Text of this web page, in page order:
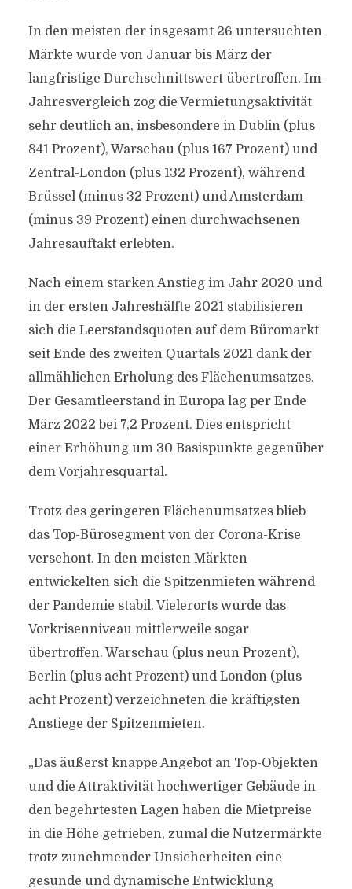
In den meisten der insgesamt 26 untersuchten
Märkte wurde von Januar bis März der
langfristige Durchschnittswert übertroffen. Im
Jahresvergleich zog die Vermietungsaktivität
sehr deutlich an, insbesondere in Dublin (plus
841 Prozent), Warschau (plus 167 Prozent) und
Zentral-London (plus 132 Prozent), während
Brüssel (minus 32 Prozent) und Amsterdam
(minus 39 Prozent) einen durchwachsenen
Jahresauftakt erlebten.
Nach einem starken Anstieg im Jahr 2020 und
in der ersten Jahreshälfte 2021 stabilisieren
sich die Leerstandsquoten auf dem Büromarkt
seit Ende des zweiten Quartals 2021 dank der
allmählichen Erholung des Flächenumsatzes.
Der Gesamtleerstand in Europa lag per Ende
März 2022 bei 7,2 Prozent. Dies entspricht
einer Erhöhung um 30 Basispunkte gegenüber
dem Vorjahresquartal.
Trotz des geringeren Flächenumsatzes blieb
das Top-Bürosegment von der Corona-Krise
verschont. In den meisten Märkten
entwickelten sich die Spitzenmieten während
der Pandemie stabil. Vielerorts wurde das
Vorkrisenniveau mittlerweile sogar
übertroffen. Warschau (plus neun Prozent),
Berlin (plus acht Prozent) und London (plus
acht Prozent) verzeichneten die kräftigsten
Anstiege der Spitzenmieten.
„Das äußerst knappe Angebot an Top-Objekten
und die Attraktivität hochwertiger Gebäude in
den begehrtesten Lagen haben die Mietpreise
in die Höhe getrieben, zumal die Nutzermärkte
trotz zunehmender Unsicherheiten eine
gesunde und dynamische Entwicklung